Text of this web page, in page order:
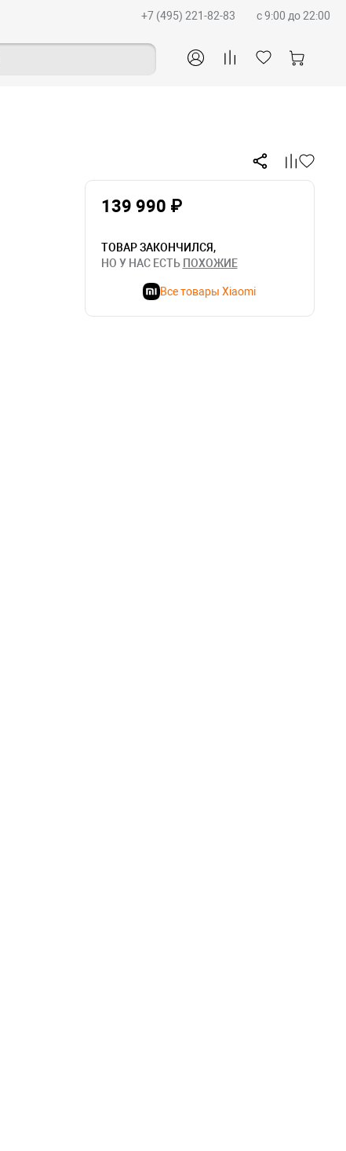
+7 (495) 221-82-83 c 9:00 до 22:00
139 990 ₽
ТОВАР ЗАКОНЧИЛСЯ,
НО У НАС ЕСТЬ ПОХОЖИЕ
Все товары Xiaomi